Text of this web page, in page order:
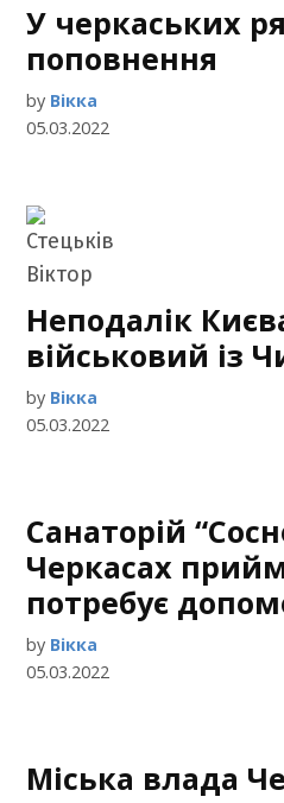
У черкаських
поповнення
by Вікка
05.03.2022
Неподалік
військовий із
by Вікка
05.03.2022
Санаторій
Черкасах
потребує
by Вікка
05.03.2022
Міська влада